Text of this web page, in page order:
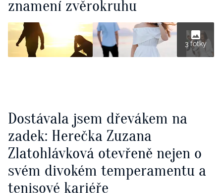
znamení zvěrokruhu
3 fotky
Dostávala jsem dřevákem na
zadek: Herečka Zuzana
Zlatohlávková otevřeně nejen o
svém divokém temperamentu a
tenisové kariéře